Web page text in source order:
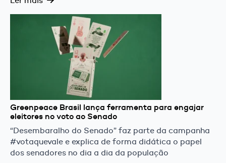
Greenpeace Brasil lança ferramenta para engajar
eleitores no voto ao Senado
“Desembaralho do Senado” faz parte da campanha
#votaquevale e explica de forma didática o papel
dos senadores no dia a dia da população